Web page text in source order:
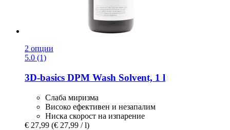
2 опции
5.0 (1)
3D-basics DPM Wash Solvent, 1 l
Слаба миризма
Високо ефективен и незапалим
Ниска скорост на изпарение
€ 27,99 (€ 27,99 / l)